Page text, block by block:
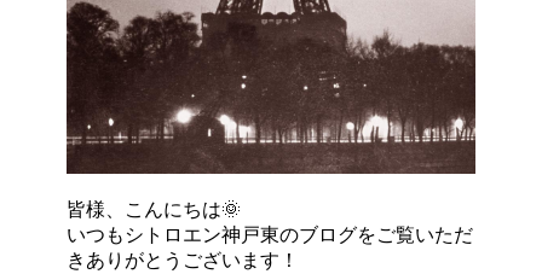
皆様、こんにちは🌞
いつもシトロエン神戸東のブログをご覧いただ
きありがとうございます！